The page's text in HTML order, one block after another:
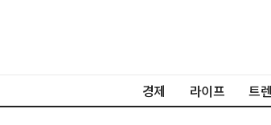
경제 라이프 트